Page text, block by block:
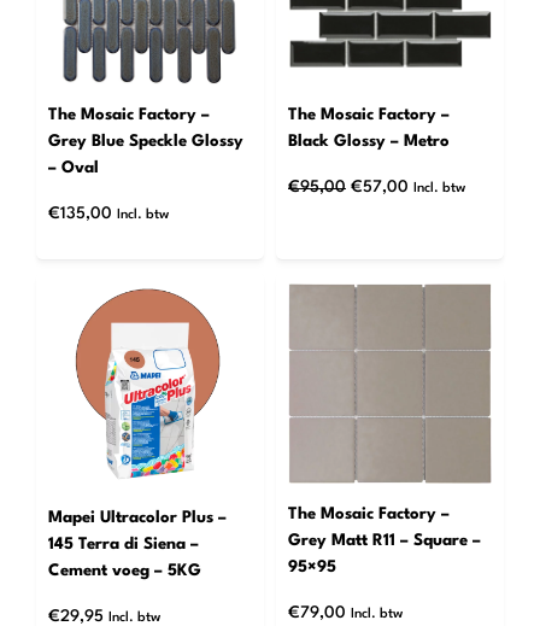
The Mosaic Factory –
Grey Blue Speckle Glossy
– Oval
€135,00 Incl. btw
The Mosaic Factory –
Black Glossy – Metro
€95,00 Oorspronkelijke
€57,00 Huidige
Incl. btw
Mapei Ultracolor Plus –
145 Terra di Siena –
Cement voeg – 5KG
€29,95 Incl. btw
The Mosaic Factory –
Grey Matt R11 – Square –
95×95
€79,00 Incl. btw